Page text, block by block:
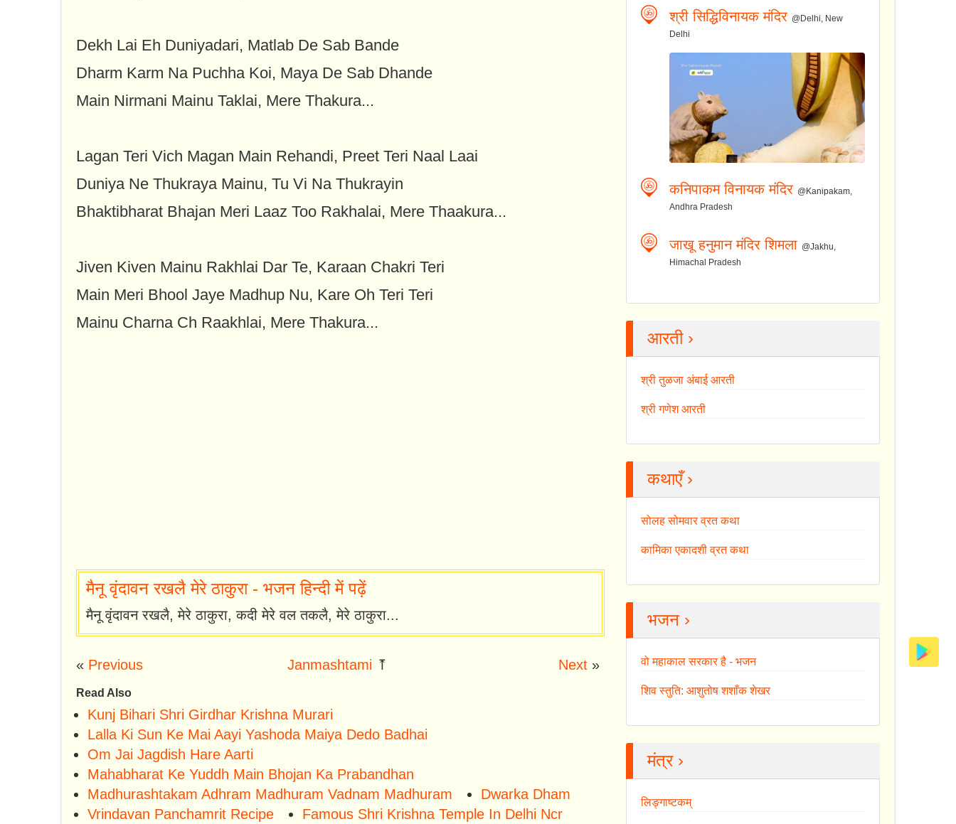
Dekh Lai Eh Duniyadari, Matlab De Sab Bande
Dharm Karm Na Puchha Koi, Maya De Sab Dhande
Main Nirmani Mainu Taklai, Mere Thakura...
Lagan Teri Vich Magan Main Rehandi, Preet Teri Naal Laai
Duniya Ne Thukraya Mainu, Tu Vi Na Thukrayin
Bhaktibharat Bhajan Meri Laaz Too Rakhalai, Mere Thaakura...
Jiven Kiven Mainu Rakhlai Dar Te, Karaan Chakri Teri
Main Meri Bhool Jaye Madhup Nu, Kare Oh Teri Teri
Mainu Charna Ch Raakhlai, Mere Thakura...
मैनू वृंदावन रखलै मेरे ठाकुरा - भजन हिन्दी में पढ़ें
मैनू वृंदावन रखलै, मेरे ठाकुरा, कदी मेरे वल तकलै, मेरे ठाकुरा...
« Previous Janmashtami ⤒ Next»
Read Also
Kunj Bihari Shri Girdhar Krishna Murari
Lalla Ki Sun Ke Mai Aayi Yashoda Maiya Dedo Badhai
Om Jai Jagdish Hare Aarti
Mahabharat Ke Yuddh Main Bhojan Ka Prabandhan
Madhurashtakam Adhram Madhuram Vadnam Madhuram
Dwarka Dham
Vrindavan Panchamrit Recipe
Famous Shri Krishna Temple In Delhi Ncr
श्री सिद्धिविनायक मंदिर @Delhi, New
Delhi
कनिपाकम विनायक मंदिर @Kanipakam,
Andhra Pradesh
जाखू हनुमान मंदिर शिमला @Jakhu,
Himachal Pradesh
आरती ›
श्री तुळजा अंबाई आरती
श्री गणेश आरती
कथाएँ ›
सोलह सोमवार व्रत कथा
कामिका एकादशी व्रत कथा
भजन ›
वो महाकाल सरकार है - भजन
शिव स्तुति: आशुतोष शशाँक शेखर
मंत्र ›
लिङ्गाष्टकम्